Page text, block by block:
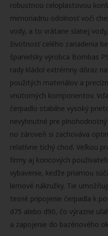
robustnou celoplastovou
mimoriadnu odolnosť voči
vody, a to vrátane slanej
životnosť celého zariadenia
španielsky výrobca Bombas
rady kládol extrémny dôraz
použitých materiálov a
vnútorných komponentov.
čerpadlo stabilne vysoký
nevyhnutné pre
no zároveň si zachováva
relatívne tichý chod. Veľkou
firmy aj koncových
vybavenie, keďže priamou
lemové nákružky. Tie
tesné pripojenie čerpadla k
d75 alebo d90, čo výrazne
a zapojenie do bazénového